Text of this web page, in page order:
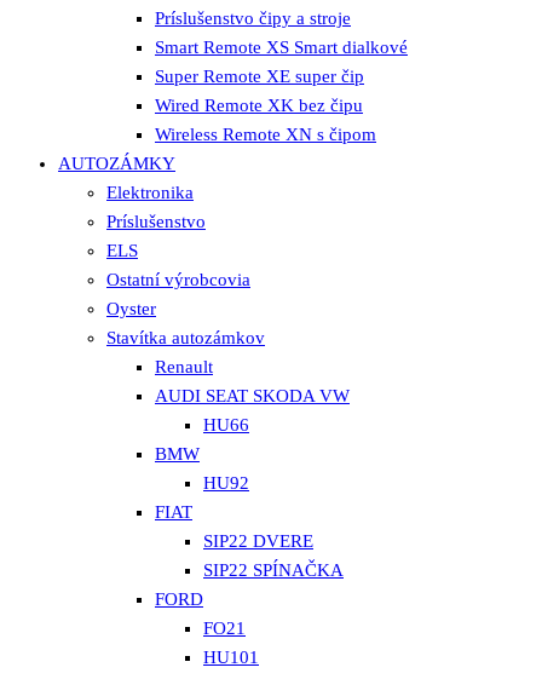
Príslušenstvo čipy a stroje
Smart Remote XS Smart dialkové
Super Remote XE super čip
Wired Remote XK bez čipu
Wireless Remote XN s čipom
AUTOZÁMKY
Elektronika
Príslušenstvo
ELS
Ostatní výrobcovia
Oyster
Stavítka autozámkov
Renault
AUDI SEAT SKODA VW
HU66
BMW
HU92
FIAT
SIP22 DVERE
SIP22 SPÍNAČKA
FORD
FO21
HU101